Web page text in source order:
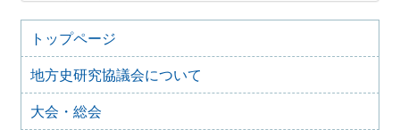
2026年1月9日
2026年1月のイベント(更新しました)
2025年12月10日
2025年12月のイベント
2025年10月31日
トップページ
地方史研究協議会について
大会・総会